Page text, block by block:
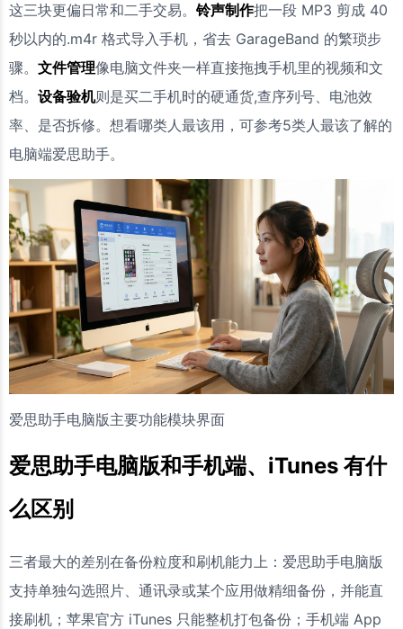
这三块更偏日常和二手交易。 铃声制作把一段 MP3 剪成 40
秒以内的.m4r 格式导入手机，省去 GarageBand 的繁琐步
骤。 文件管理像电脑文件夹一样直接拖拽手机里的视频和文
档。 设备验机则是买二手机时的硬通货,查序列号、电池效
率、是否拆修。想看哪类人最该用，可参考5类人最该了解的
电脑端爱思助手。
爱思助手电脑版主要功能模块界面
爱思助手电脑版和手机端、iTunes 有什
么区别
三者最大的差别在备份粒度和刷机能力上：爱思助手电脑版
支持单独勾选照片、通讯录或某个应用做精细备份，并能直
接刷机；苹果官方 iTunes 只能整机打包备份；手机端 App